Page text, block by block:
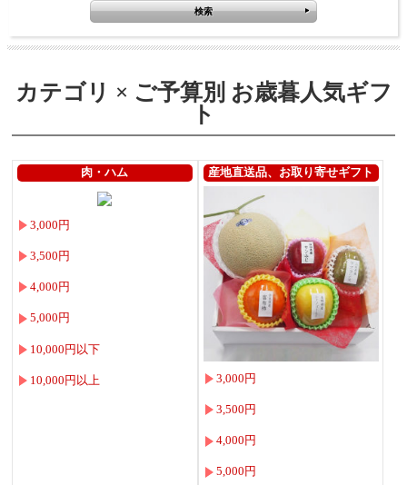
カテゴリ × ご予算別 お歳暮人気ギフ
ト
肉・ハム
3,000円
3,500円
4,000円
5,000円
10,000円以下
10,000円以上
産地直送品、お取り寄せギフト
3,000円
3,500円
4,000円
5,000円